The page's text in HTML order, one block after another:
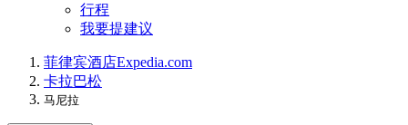
行程
我要提建议
菲律宾酒店Expedia.com
卡拉巴松
马尼拉